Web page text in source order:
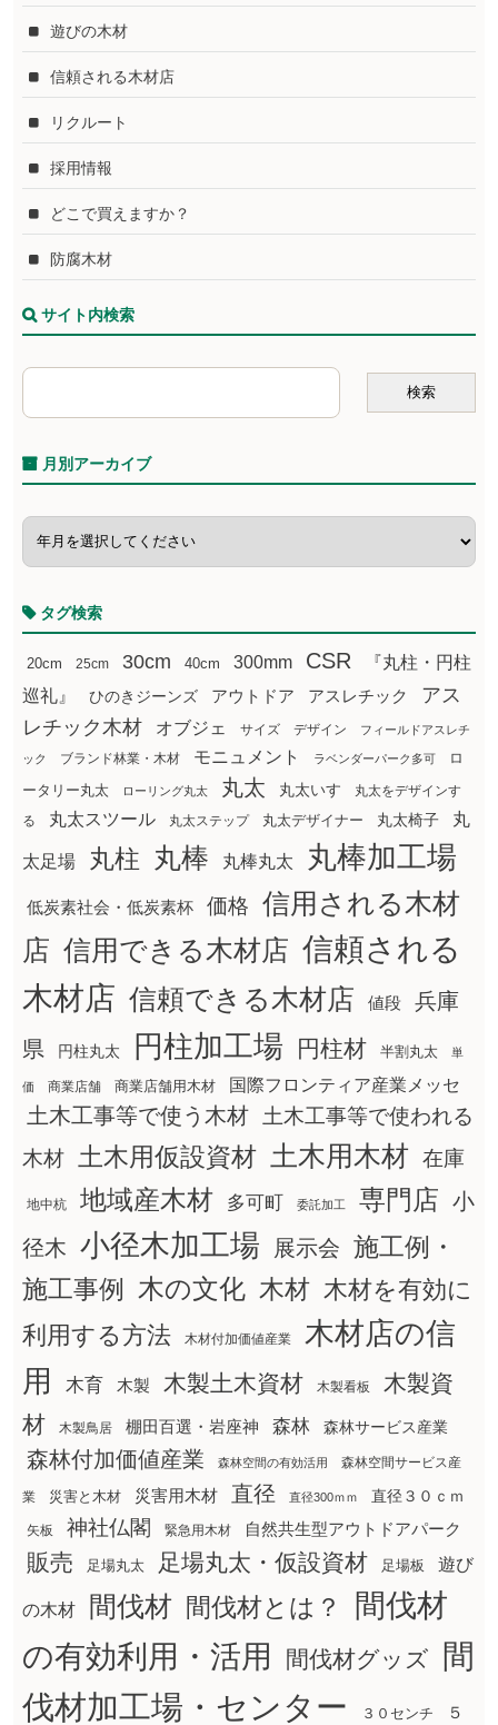
遊びの木材
信頼される木材店
リクルート
採用情報
どこで買えますか？
防腐木材
サイト内検索
月別アーカイブ
タグ検索
20cm 25cm 30cm 40cm 300mm CSR
『丸柱・円柱
巡礼』
ひのきジーンズ アウトドア アスレチック
アス
レチック木材
オブジェ サイズ デザイン フィールドアスレチ
ック ブランド林業・木材 モニュメント ラベンダーパーク多可
ロ
ータリー丸太
ローリング丸太 丸太 丸太いす
丸太をデザインす
る
丸太スツール 丸太ステップ 丸太デザイナー 丸太椅子 丸
太足場 丸柱 丸棒 丸棒丸太 丸棒加工場
低炭素社会・低炭素杯 価格
信用される木材
店 信用できる木材店 信頼される
木材店 信頼できる木材店 値段
兵庫
県
円柱丸太 円柱加工場 円柱材 半割丸太 単
価 商業店舗 商業店舗用木材 国際フロンティア産業メッセ
土木工事等で使う木材
土木工事等で使われる
木材
土木用仮設資材 土木用木材 在庫
地中杭 地域産木材 多可町 委託加工 専門店 小
径木 小径木加工場 展示会 施工例・
施工事例
木の文化 木材 木材を有効に
利用する方法
木材付加価値産業
木材店の信
用
木育 木製 木製土木資材 木製看板
木製資
材
木製鳥居 棚田百選・岩座神 森林 森林サービス産業
森林付加価値産業 森林空間の有効活用 森林空間サービス産
業 災害と木材 災害用木材 直径 直径300ｍｍ 直径３０ｃｍ
矢板 神社仏閣 緊急用木材 自然共生型アウトドアパーク
販売 足場丸太 足場丸太・仮設資材 足場板 遊び
の木材 間伐材 間伐材とは？
間伐材
の有効利用・活用
間伐材グッズ
間
伐材加工場・センター
３０センチ ５